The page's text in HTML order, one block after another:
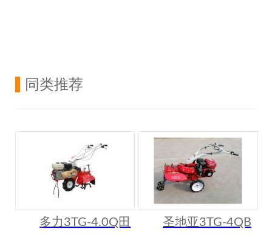
同类推荐
多力3TG-4.0Q田
圣地亚3TG-4QB